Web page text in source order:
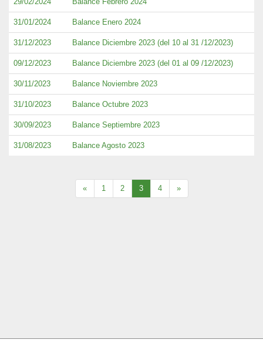
31/01/2024 Balance Enero 2024
31/12/2023 Balance Diciembre 2023 (del 10 al 31 /12/2023)
09/12/2023 Balance Diciembre 2023 (del 01 al 09 /12/2023)
30/11/2023 Balance Noviembre 2023
31/10/2023 Balance Octubre 2023
30/09/2023 Balance Septiembre 2023
31/08/2023 Balance Agosto 2023
« 1 2 3 4 »